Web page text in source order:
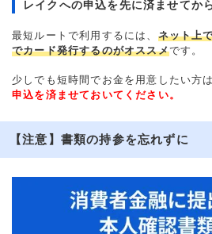
レイクへの申込を先に済ませてか
最短ルートで利用するには、 ネット上
でカード発行するのがオススメです。
少しでも短時間でお金を用意したい方は
申込を済ませておいてください。
【注意】書類の持参を忘れずに